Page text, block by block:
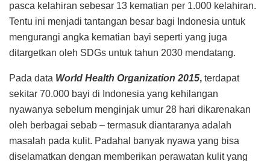
pasca kelahiran sebesar 13 kematian per 1.000 kelahiran.
Tentu ini menjadi tantangan besar bagi Indonesia untuk
mengurangi angka kematian bayi seperti yang juga
ditargetkan oleh SDGs untuk tahun 2030 mendatang.
Pada data World Health Organization 2015, terdapat
sekitar 70.000 bayi di Indonesia yang kehilangan
nyawanya sebelum menginjak umur 28 hari dikarenakan
oleh berbagai sebab – termasuk diantaranya adalah
masalah pada kulit. Padahal banyak nyawa yang bisa
diselamatkan dengan memberikan perawatan kulit yang